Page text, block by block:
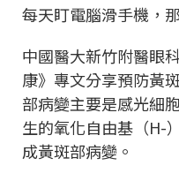
每天盯電腦滑手機，
中國醫大新竹附醫眼
康》專文分享預防黃
部病變主要是感光細
生的氧化自由基（H-
成黃斑部病變。